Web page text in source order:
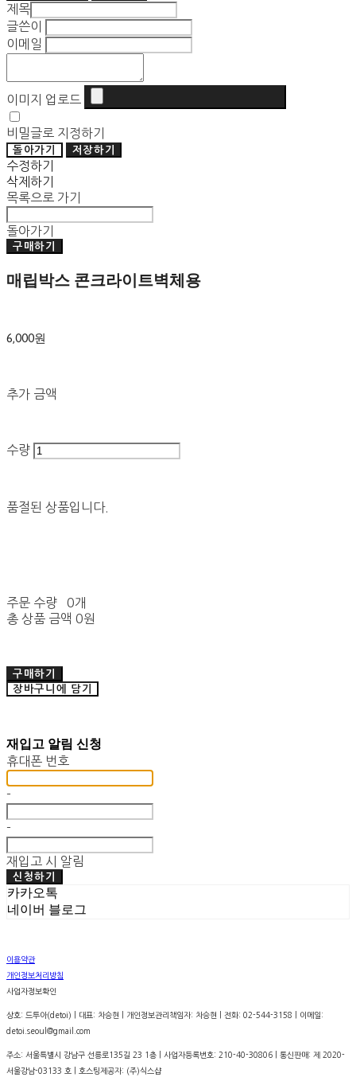
제목
글쓴이
이메일
이미지 업로드
비밀글로 지정하기
돌아가기 저장하기
수정하기
삭제하기
목록으로 가기
돌아가기
구매하기
매립박스 콘크라이트벽체용
6,000원
추가 금액
수량
품절된 상품입니다.
주문 수량
0개
총 상품 금액 0원
구매하기
장바구니에 담기
재입고 알림 신청
휴대폰 번호
-
-
재입고 시 알림
신청하기
카카오톡
네이버 블로그
이용약관
개인정보처리방침
사업자정보확인
상호: 드투아(detoi) | 대표: 차승현 | 개인정보관리책임자: 차승현 | 전화: 02-544-3158 | 이메일:
detoi.seoul@gmail.com
주소: 서울특별시 강남구 선릉로135길 23 1층 | 사업자등록번호: 210-40-30806 | 통신판매: 제 2020-
서울강남-03133 호 | 호스팅제공자: (주)식스샵